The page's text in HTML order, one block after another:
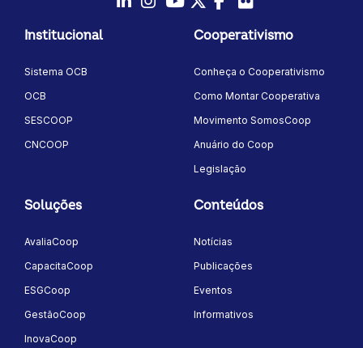
Instagram
YoutubeTwitter/X
Facebook
Institucional
Sistema OCB
OCB
SESCOOP
CNCOOP
Cooperativismo
Conheça o Cooperativismo
Como Montar Cooperativa
Movimento SomosCoop
Anuário do Coop
Legislação
Soluções
AvaliaCoop
CapacitaCoop
ESGCoop
GestãoCoop
InovaCoop
Conteúdos
Notícias
Publicações
Eventos
Informativos